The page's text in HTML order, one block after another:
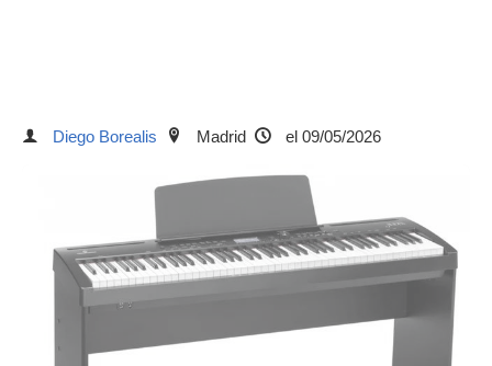
Diego Borealis Madrid el 09/05/2026